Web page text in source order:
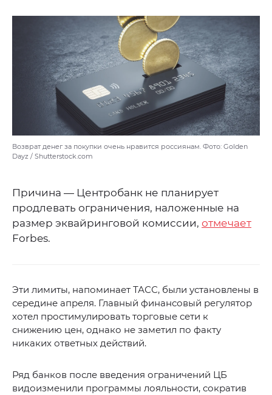
Возврат денег за покупки очень нравится россиянам. Фото: Golden
Dayz / Shutterstock.com
Причина — Центробанк не планирует
продлевать ограничения, наложенные на
размер эквайринговой комиссии, отмечает
Forbes.
Эти лимиты, напоминает ТАСС, были установлены в
середине апреля. Главный финансовый регулятор
хотел простимулировать торговые сети к
снижению цен, однако не заметил по факту
никаких ответных действий.
Ряд банков после введения ограничений ЦБ
видоизменили программы лояльности, сократив